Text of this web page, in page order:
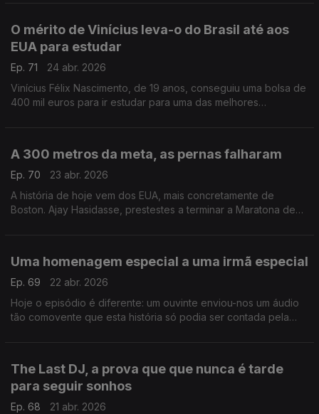
O mérito de Vinícius leva-o do Brasil até aos
EUA para estudar
Ep. 71
24 abr. 2026
Vinícius Félix Nascimento, de 19 anos, conseguiu uma bolsa de
400 mil euros para ir estudar para uma das melhores
A 300 metros da meta, as pernas falharam
Ep. 70
23 abr. 2026
A história de hoje vem dos EUA, mais concretamente de
Boston. Ajay Hasidasse, prestestes a terminar a Maratona de
Uma homenagem especial a uma irmã especial
Ep. 69
22 abr. 2026
Hoje o episódio é diferente: um ouvinte enviou-nos um áudio
tão comovente que esta história só podia ser contada pela
The Last DJ, a prova que que nunca é tarde
para seguir sonhos
Ep. 68
21 abr. 2026